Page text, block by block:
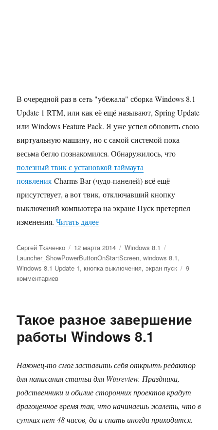
В очередной раз в сеть "убежала" сборка Windows 8.1
Update 1 RTM, или как её ещё называют, Spring Update
или Windows Feature Pack. Я уже успел обновить свою
виртуальную машину, но с самой системой пока
весьма бегло познакомился. Обнаружилось, что
полезный твик с установкой таймаута
появленияCharms Bar (чудо-панелей) всё ещё
присутствует, а вот твик, отключавший кнопку
выключений компьютера на экране Пуск претерпел
изменения.Читать далее«Как скрыть или показать
Автор
Сергей Ткаченко Опубликовано
12 марта 2014 Рубрики
Windows 8.1
Launcher_ShowPowerButtonOnStartScreen,windows 8.1,
Windows 8.1 Update 1, кнопка выключения,экран пуск
9
комментариевк
или
показать
кнопку
на
экране
Пуск
8.1
Такое разное завершение
работы Windows 8.1
Наконец-то смог заставить себя открыть редактор
для написания статьи для Winreview. Праздники,
родственники и обилие сторонних проектов крадут
драгоценное время так, что начинаешь жалеть, что в
сутках нет 48 часов, да и спать иногда приходится.